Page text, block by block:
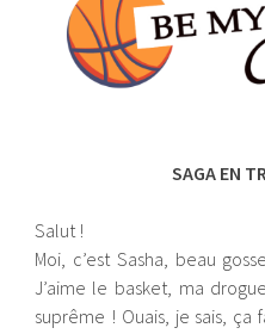
SAGA EN
Salut !
Moi, c’est Sasha, beau
J’aime le basket, ma
suprême ! Ouais, je sais,